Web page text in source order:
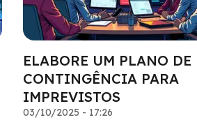
ELABORE UM PLANO DE
CONTINGÊNCIA PARA
IMPREVISTOS
03/10/2025 - 17:26